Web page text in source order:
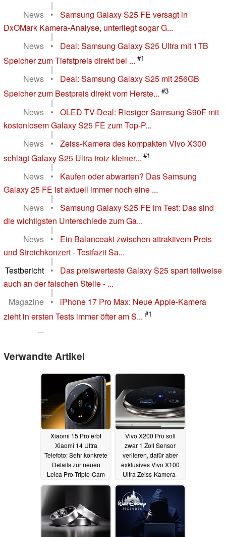
|
News
•
Samsung Galaxy S25 FE versagt in
DxOMark Kamera-Analyse, unterliegt sogar G...
|
News
•
Deal: Samsung Galaxy S25 Ultra mit 1TB
Speicher zum Tiefstpreis direkt bei ... #1
|
News
•
Deal: Samsung Galaxy S25 mit 256GB
Speicher zum Bestpreis direkt vom Herste... #3
|
News
•
OLED-TV-Deal: Riesiger Samsung S90F mit
kostenlosem Galaxy S25 FE zum Top-P...
|
News
•
Zeiss-Kamera des kompakten Vivo X300
schlägt Galaxy S25 Ultra trotz kleiner... #1
|
News
•
Kaufen oder abwarten? Das Samsung
Galaxy 25 FE ist aktuell immer noch eine ...
|
News
•
Samsung Galaxy S25 FE im Test: Das sind
die wichtigsten Unterschiede zum Ga...
|
News
•
Ein Balanceakt zwischen attraktivem Preis
und Streichkonzert - Testfazit Sa...
|
Testbericht
•
Das preiswerteste Galaxy S25 spart teilweise
auch an der falschen Stelle - ...
|
Magazine
•
iPhone 17 Pro Max: Neue Apple-Kamera
zieht in ersten Tests immer öfter am S... #1
...
Verwandte Artikel
Xiaomi 15 Pro erbt
Xiaomi 14 Ultra
Telefoto: Sehr konkrete
Details zur neuen
Leica Pro-Triple-Cam
geleakt15.07.2024
Vivo X200 Pro soll
zwar 1 Zoll Sensor
verlieren, dafür aber
exklusives Vivo X100
Ultra Zeiss-Kamera-
Feature erben15.07.2024